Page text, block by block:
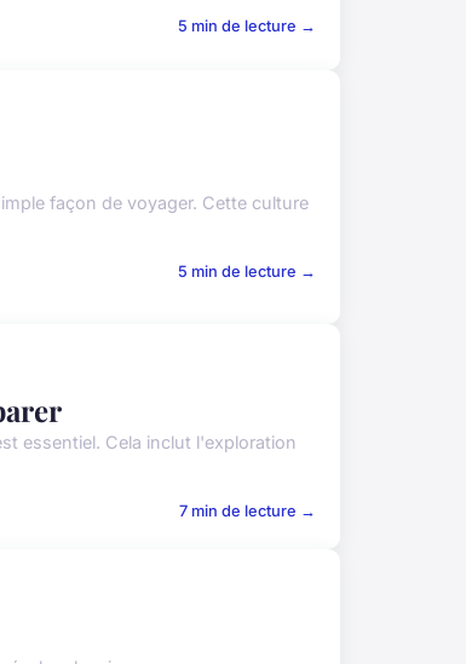
5 min de lecture →
façon de voyager. Cette culture
5 min de lecture →
essentiel. Cela inclut l'exploration
7 min de lecture →